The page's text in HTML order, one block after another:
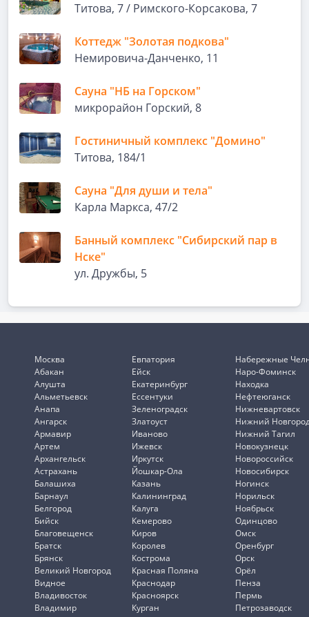
Титова, 7 / Римского-Корсакова, 7
Коттедж "Золотая подкова"
Немировича-Данченко, 11
Сауна "НБ на Горском"
микрорайон Горский, 8
Гостиничный комплекс "Домино"
Титова, 184/1
Сауна "Для души и тела"
Карла Маркса, 47/2
Банный комплекс "Сибирский пар в
Нске"
ул. Дружбы, 5
Москва
Абакан
Алушта
Альметьевск
Анапа
Ангарск
Армавир
Артем
Архангельск
Астрахань
Балашиха
Барнаул
Белгород
Бийск
Благовещенск
Братск
Брянск
Великий Новгород
Видное
Владивосток
Владимир
Евпатория
Ейск
Екатеринбург
Ессентуки
Зеленоградск
Златоуст
Иваново
Ижевск
Иркутск
Йошкар-Ола
Казань
Калининград
Калуга
Кемерово
Киров
Королев
Кострома
Красная Поляна
Краснодар
Красноярск
Курган
Набережные
Наро-Фоминск
Находка
Нефтеюганск
Нижневартовск
Нижний
Нижний Тагил
Новокузнецк
Новороссийск
Новосибирск
Ногинск
Норильск
Ноябрьск
Одинцово
Омск
Оренбург
Орск
Орёл
Пенза
Пермь
Петрозаводск